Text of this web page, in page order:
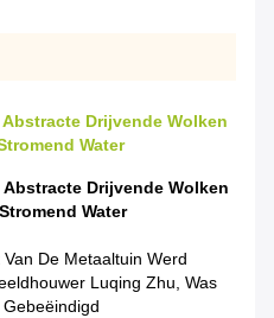
Drijvende Wolken
Water
Drijvende Wolken
Water
De Metaaltuin Werd
Luqing Zhu, Was